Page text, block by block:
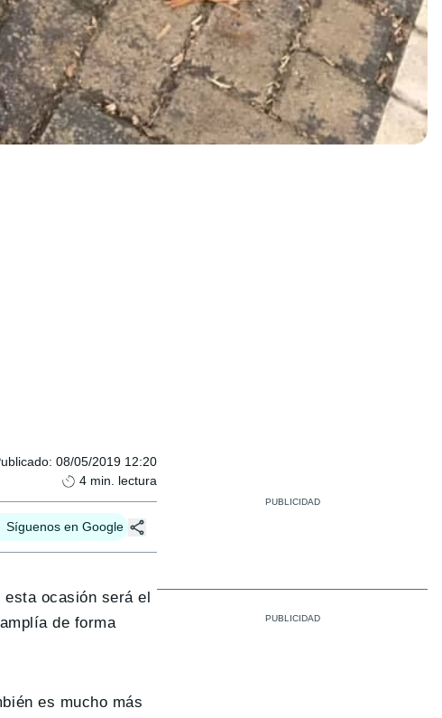
: 08/05/2019 12:20
4 min. lectura
Síguenos en Google
ocasión será el
de forma
es mucho más